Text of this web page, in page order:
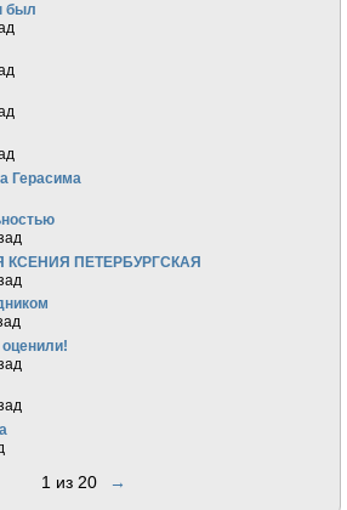
был
Герасима
ПЕТЕРБУРГСКАЯ
1 из 20 →